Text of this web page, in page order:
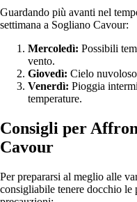
Guardando più avanti nel
settimana a Sogliano Cavour:
Mercoledì: Possibili
vento.
Giovedì: Cielo
Venerdì: Pioggia
temperature.
Consigli per
Cavour
Per prepararsi al meglio alle
consigliabile tenere docchio le